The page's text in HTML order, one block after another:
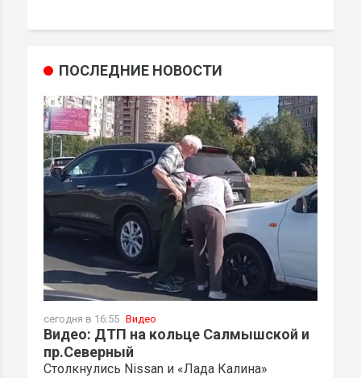
ПОСЛЕДНИЕ НОВОСТИ
сегодня в 16:55 Видео
Видео: ДТП на кольце Салмышской и
пр.Северный
Столкнулись Nissan и «Лада Калина»